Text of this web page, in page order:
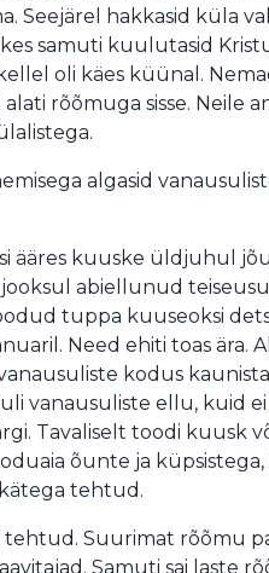
Seejärel hakkasid küla
samuti kuulutasid
oli käes küünal.
rõõmuga sisse. Neile
algasid
ääres kuuske üldjuhul
abiellunud
tuppa kuuseoksi
Need ehiti toas ära.
kodus
vanausuliste ellu, kuid
Tavaliselt toodi kuusk
õunte ja
tehtud.
tehtud. Suurimat rõõmu
Samuti sai laste